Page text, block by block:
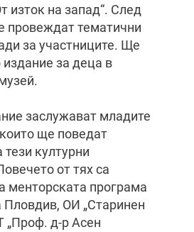
изток на запад“. След
провеждат тематични
за участниците. Ще
за деца в
заслужават младите
ще поведат
тези културни
от тях са
менторската програма
ОИ „Старинен
„Проф. д-р Асен